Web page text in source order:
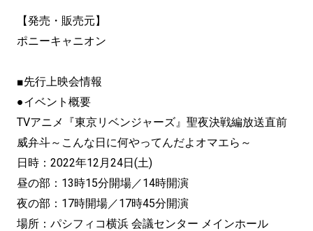
【発売・販売元】
ポニーキャニオン
■先行上映会情報
●イベント概要
TVアニメ『東京リベンジャーズ』聖夜決戦編放送直前
威弁斗～ こんな日に何やってんだよオマエら～
日時：2022年12月24日(土)
昼の部：13時15分開場／14時開演
夜の部：17時開場／17時45分開演
場所：パシフィコ横浜 会議センター メインホール